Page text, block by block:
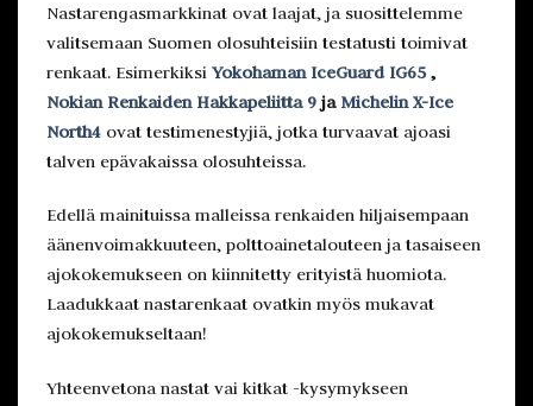
Nastarengasmarkkinat ovat laajat, ja suosittelemme
valitsemaan Suomen olosuhteisiin testatusti toimivat
renkaat. Esimerkiksi Yokohaman IceGuard IG65,
Nokian Renkaiden Hakkapeliitta 9 ja Michelin X-Ice
North4 ovat testimenestyjiä, jotka turvaavat ajoasi
talven epävakaissa olosuhteissa.
Edellä mainituissa malleissa renkaiden hiljaisempaan
äänenvoimakkuuteen, polttoainetalouteen ja tasaiseen
ajokokemukseen on kiinnitetty erityistä huomiota.
Laadukkaat nastarenkaat ovatkin myös mukavat
ajokokemukseltaan!
Yhteenvetona nastat vai kitkat -kysymykseen